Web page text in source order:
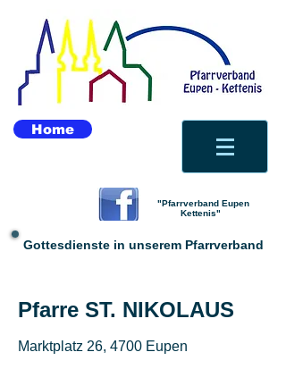
Home
"Pfarrverband Eupen
Kettenis"
Gottesdienste in unserem Pfarrverband
Pfarre ST. NIKOLAUS
Marktplatz 26, 4700 Eupen